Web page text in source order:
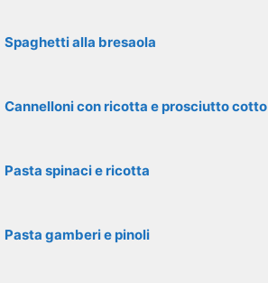
Spaghetti alla bresaola
Cannelloni con ricotta e prosciutto cotto
Pasta spinaci e ricotta
Pasta gamberi e pinoli